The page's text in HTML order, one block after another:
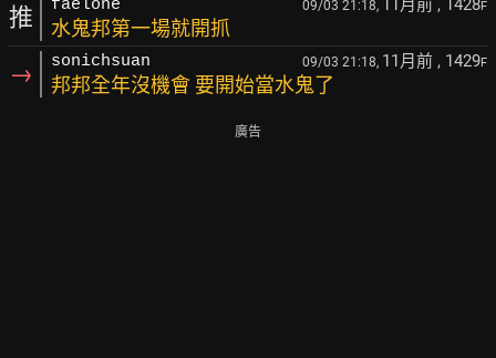
推 faelone 09/03 21:18, 11月前 , 1428F
水鬼邦第一場就開抓
→ sonichsuan 09/03 21:18, 11月前 , 1429F
邦邦全年沒機會 要開始當水鬼了
廣告